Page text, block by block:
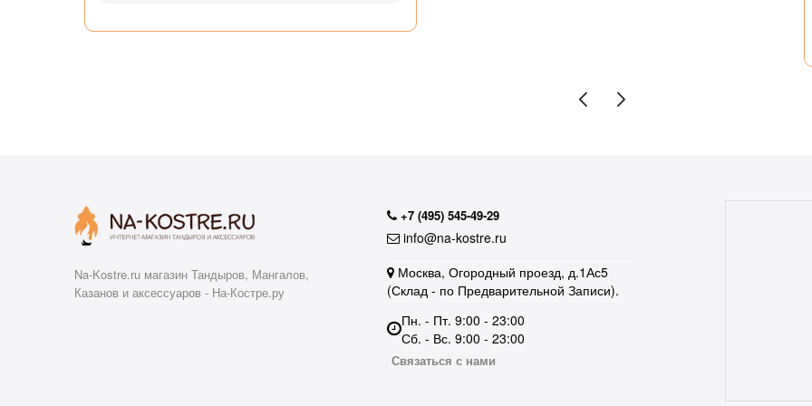
Na-Kostre.ru магазин Тандыров, Мангалов,
Казанов и аксессуаров - На-Костре.ру
+7 (495) 545-49-29
info@na-kostre.ru
Москва, Огородный проезд, д.1Ас5
(Склад - по Предварительной Записи).
Пн. - Пт. 9:00 - 23:00
Сб. - Вс. 9:00 - 23:00
Связаться с нами